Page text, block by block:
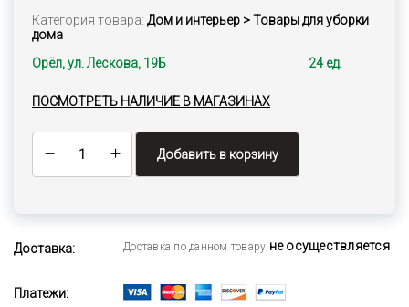
Категория товара: Дом и интерьер > Товары для уборки
дома
Орёл, ул. Лескова, 19Б
24 ед.
ПОСМОТРЕТЬ НАЛИЧИЕ В МАГАЗИНАХ
Добавить в корзину
Доставка: Доставка по данном товару не осуществляется
Платежи: